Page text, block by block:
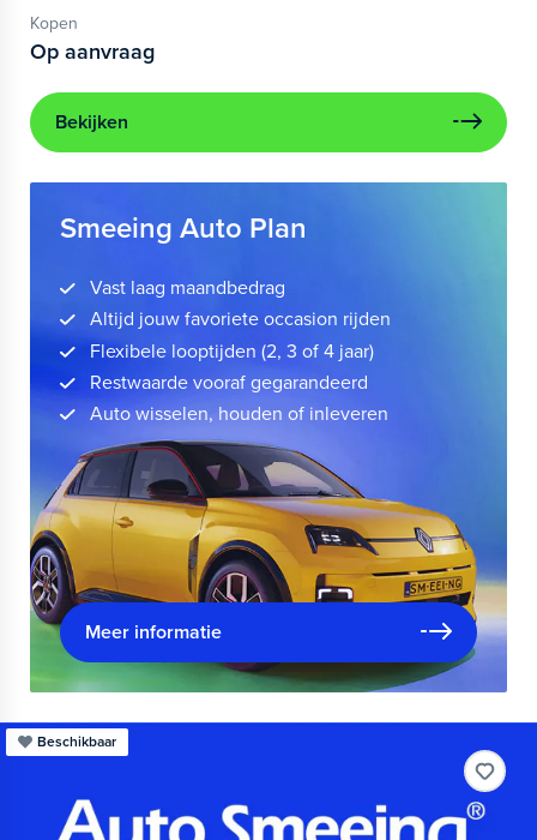
Kopen
Op aanvraag
Bekijken
Smeeing Auto Plan
Vast laag maandbedrag
Altijd jouw favoriete occasion rijden
Flexibele looptijden (2, 3 of 4 jaar)
Restwaarde vooraf gegarandeerd
Auto wisselen, houden of inleveren
Meer informatie
Beschikbaar